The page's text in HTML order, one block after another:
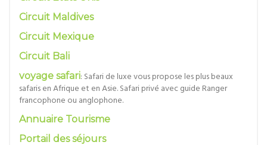
Circuit Maldives
Circuit Mexique
Circuit Bali
voyage safari: Safari de luxe vous propose les plus beaux
safaris en Afrique et en Asie. Safari privé avec guide Ranger
francophone ou anglophone.
Annuaire Tourisme
Portail des séjours